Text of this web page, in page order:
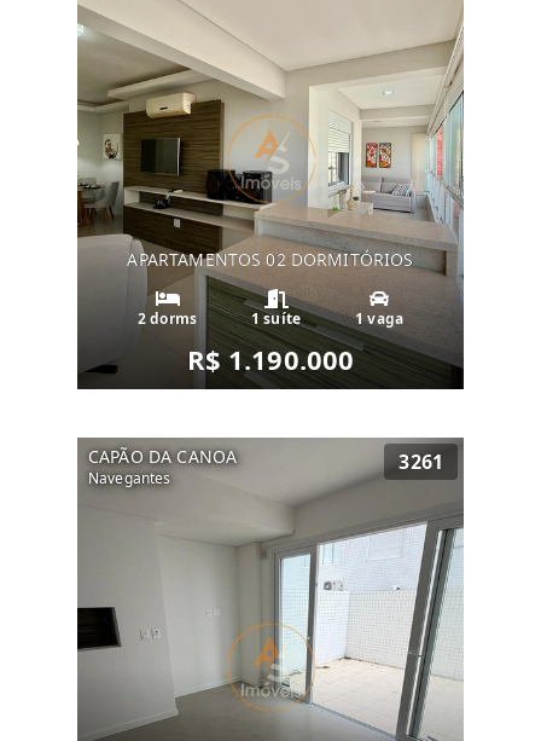
APARTAMENTOS 02 DORMITÓRIOS
2 dorms 1 suíte 1 vaga
R$ 1.190.000
CAPÃO DA CANOA
Navegantes
3261